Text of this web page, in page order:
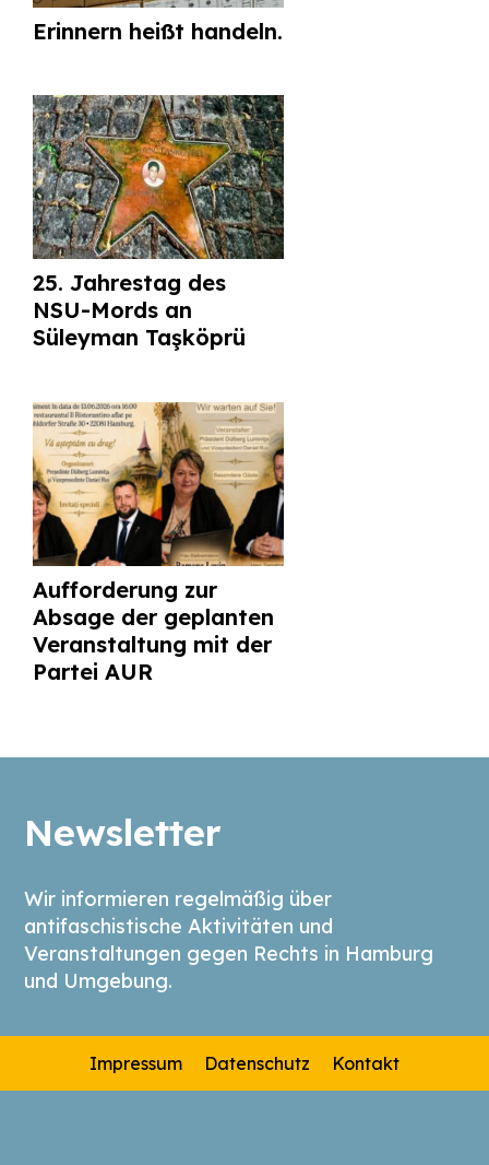
Erinnern heißt handeln.
25. Jahrestag des
NSU-Mords an
Süleyman Taşköprü
Aufforderung zur
Absage der geplanten
Veranstaltung mit der
Partei AUR
Newsletter
Wir informieren regelmäßig über
antifaschistische Aktivitäten und
Veranstaltungen gegen Rechts in Hamburg
und Umgebung.
Impressum Datenschutz Kontakt